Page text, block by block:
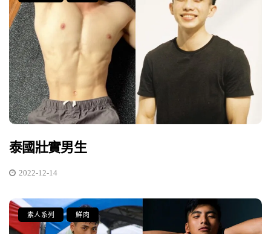
泰國壯實男生
2022-12-14
素人系列 鮮肉